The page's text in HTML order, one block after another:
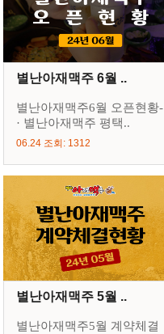
별난아재맥주 6월 ..
별난아재맥주6월 오픈현황-
· 별난아재맥주 평택..
06.24 조회: 1312
별난아재맥주 5월 ..
별난아재맥주5월 계약체결